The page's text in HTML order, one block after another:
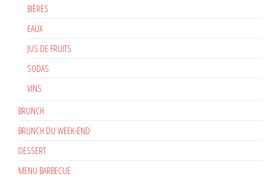
BIÈRES
EAUX
JUS DE FRUITS
SODAS
VINS
BRUNCH
BRUNCH DU WEEK-END
DESSERT
MENU BARBECUE